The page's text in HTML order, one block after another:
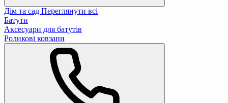
Дім та сад Переглянути всі
Батути
Аксесуари для батутів
Роликові ковзани